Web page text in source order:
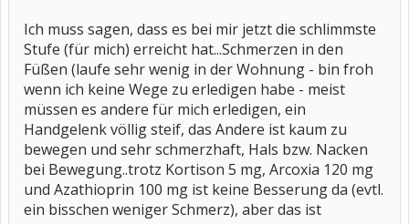
Ich muss sagen, dass es bei mir jetzt die schlimmste
Stufe (für mich) erreicht hat...Schmerzen in den
Füßen (laufe sehr wenig in der Wohnung - bin froh
wenn ich keine Wege zu erledigen habe - meist
müssen es andere für mich erledigen, ein
Handgelenk völlig steif, das Andere ist kaum zu
bewegen und sehr schmerzhaft, Hals bzw. Nacken
bei Bewegung..trotz Kortison 5 mg, Arcoxia 120 mg
und Azathioprin 100 mg ist keine Besserung da (evtl.
ein bisschen weniger Schmerz), aber das ist